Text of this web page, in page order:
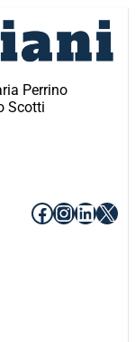
Perrino
Scotti
Facebook
X